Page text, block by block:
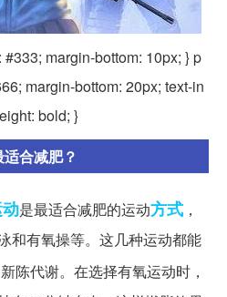
margin-bottom: 10px; } p
margin-bottom: 20px; text-in
bold; }
合减肥？
是最适合减肥的运动方式 ，
和有氧操等。这几种运动都能
陈代谢。在选择有氧运动时，